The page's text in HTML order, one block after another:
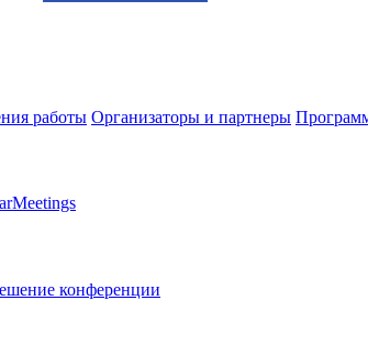
работы Организаторы и партнеры
конференции